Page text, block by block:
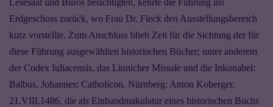
Lesesaal und Büros besichtigten, kehrte die Führung ins
Erdgeschoss zurück, wo Frau Dr. Fleck den Ausstellungsbereich
kurz vorstellte. Zum Anschluss blieb Zeit für die Sichtung der für
diese Führung ausgewählten historischen Bücher; unter anderem
der Codex Iuliacensis, das Linnicher Missale und die Inkunabel:
Balbus, Johannes: Catholicon. Nürnberg: Anton Koberger,
21.VIII.1486, die als Einbandmakulatur eines historischen Buchs